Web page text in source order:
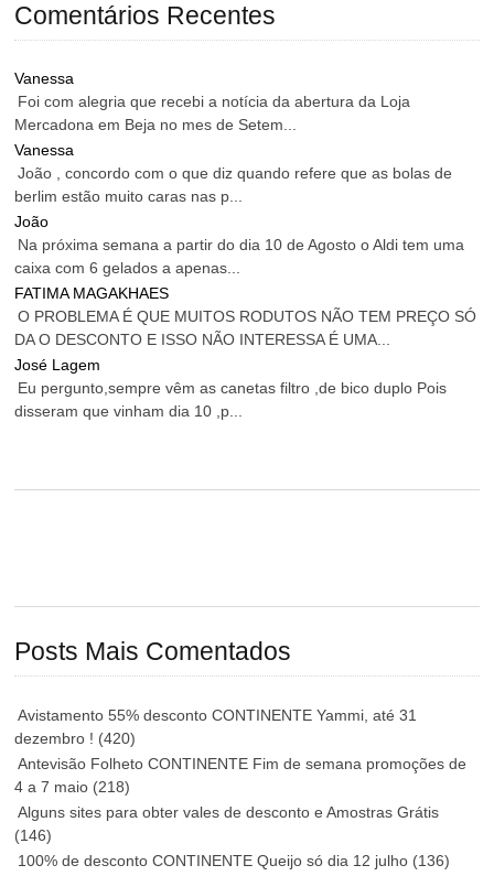
Comentários Recentes
Vanessa
Foi com alegria que recebi a notícia da abertura da Loja
Mercadona em Beja no mes de Setem...
Vanessa
João , concordo com o que diz quando refere que as bolas de
berlim estão muito caras nas p...
João
Na próxima semana a partir do dia 10 de Agosto o Aldi tem uma
caixa com 6 gelados a apenas...
FATIMA MAGAKHAES
O PROBLEMA É QUE MUITOS RODUTOS NÃO TEM PREÇO SÓ
DA O DESCONTO E ISSO NÃO INTERESSA É UMA...
José Lagem
Eu pergunto,sempre vêm as canetas filtro ,de bico duplo Pois
disseram que vinham dia 10 ,p...
Posts Mais Comentados
Avistamento 55% desconto CONTINENTE Yammi, até 31
dezembro ! (420)
Antevisão Folheto CONTINENTE Fim de semana promoções de
4 a 7 maio (218)
Alguns sites para obter vales de desconto e Amostras Grátis
(146)
100% de desconto CONTINENTE Queijo só dia 12 julho (136)